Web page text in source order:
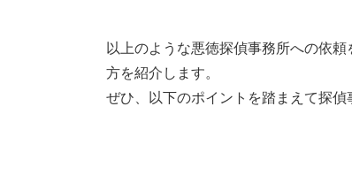
以上のような悪徳探偵事務所への依
方を紹介します。
ぜひ、以下のポイントを踏まえて探偵